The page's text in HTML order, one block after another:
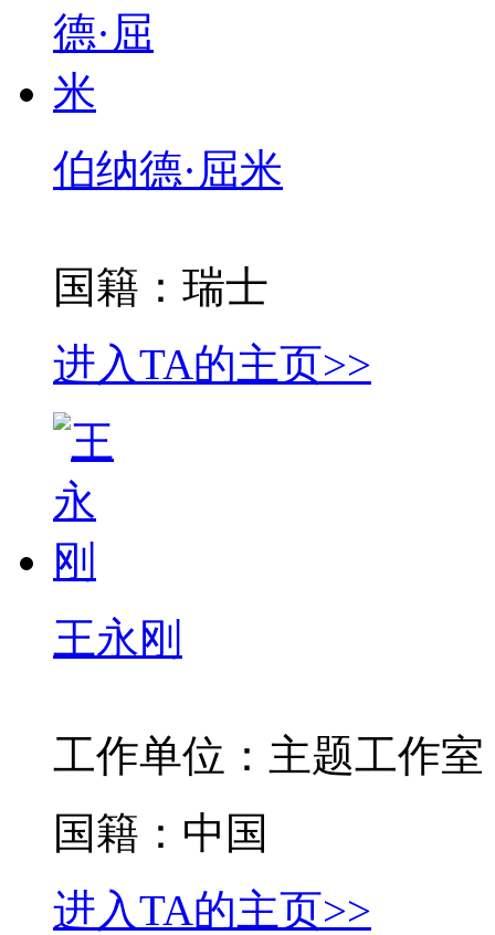
伯纳德·屈米
国籍：瑞士
进入TA的主页>>
王永刚
工作单位：主题工作室
国籍：中国
进入TA的主页>>